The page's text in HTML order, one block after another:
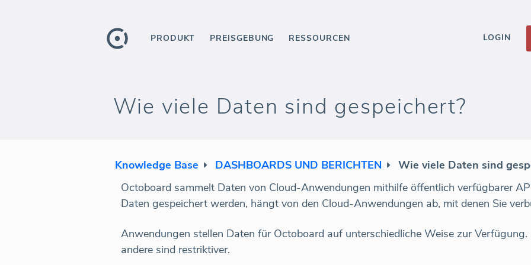
PRODUKT PREISGEBUNG RESSOURCEN LOGIN
Wie viele Daten sind gespeichert?
Knowledge Base DASHBOARDS UND BERICHTEN
Wie viele Daten sind
Octoboard sammelt Daten von Cloud-Anwendungen mithilfe öffentlich verfügbarer
Daten gespeichert werden, hängt von den Cloud-Anwendungen ab, mit denen Sie
Anwendungen stellen Daten für Octoboard auf unterschiedliche Weise zur Verfügung.
andere sind restriktiver.